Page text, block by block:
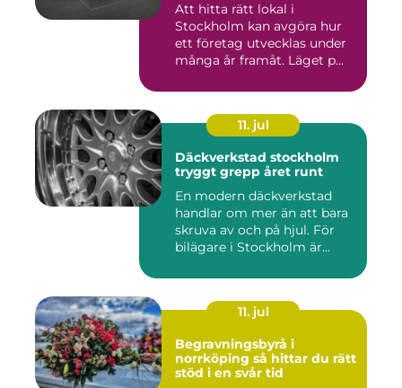
Att hitta rätt lokal i
Stockholm kan avgöra hur
ett företag utvecklas under
många år framåt. Läget p...
11. jul
Däckverkstad stockholm
tryggt grepp året runt
En modern däckverkstad
handlar om mer än att bara
skruva av och på hjul. För
bilägare i Stockholm är...
11. jul
Begravningsbyrå i
norrköping så hittar du rätt
stöd i en svår tid